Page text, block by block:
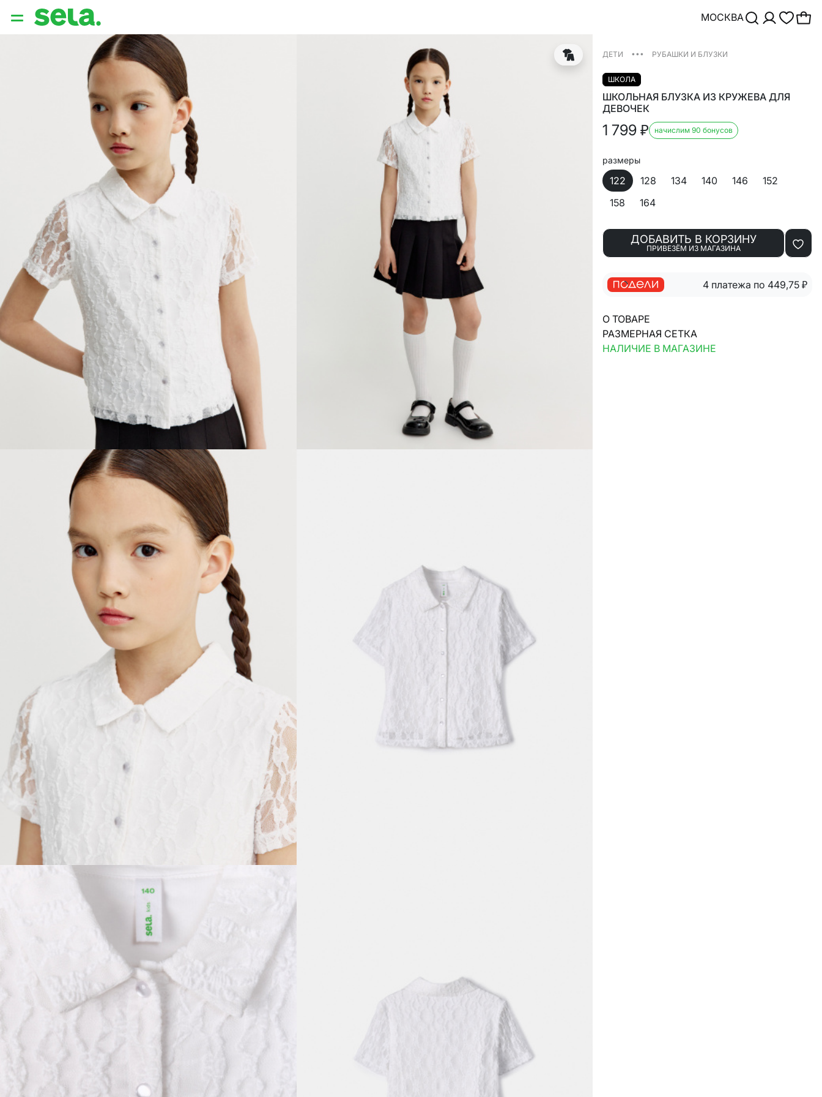
МОСКВА
популярные запросы
Девушки Мужчины Дети
АРХИТЕКТУРА ОБРАЗА
ОДЕЖДА
АКСЕССУАРЫ
ОБУВЬ
ПРИМЕРИТЬ ОНЛАЙН
SELA × ЧЕБУРАШКА
SELA.PREMIUM
БОЛЬШИЕ РАЗМЕРЫ
ДЕНИМ
НАТУРАЛЬНЫЕ ТКАНИ
СКОРО В ПРОДАЖЕ
РАСПРОДАЖА ДО -60%
ПОДАРОЧНЫЕ СЕРТИФИКАТЫ
HELLO, ТРОПИКИ
АКСЕССУАРЫ
SELA × МАЛЕНЬКИЙ ПРИНЦ
ПРИМЕРИТЬ ОНЛАЙН
SELA × HELLO KITTY
СКОРО В ПРОДАЖЕ
РАСПРОДАЖА ДО -60%
ЛУКБУКИ
ПОДАРОЧНЫЕ СЕРТИФИКАТЫ
НА СЛУЧАЙ ПОНЕДЕЛЬНИКА
КОНСТРУКТОР ГАРДЕРОБА
НОВИНКИ
ОДЕЖДА
АКСЕССУАРЫ
ОБУВЬ
SELA × МАЛЕНЬКИЙ ПРИНЦ
ПРИМЕРИТЬ ОНЛАЙН
SELA × ЧЕБУРАШКА
SELA × СОЮЗМУЛЬТФИЛЬМ
РАСПРОДАЖА ДО -60%
СКАНДИНАВСКОЕ ДЕТСТВО
ШКОЛА СКОРО
ЛЕГКО ГЛАДИТЬ
ДЕТИ ••• РУБАШКИ И БЛУЗКИ
ШКОЛА
ШКОЛЬНАЯ БЛУЗКА ИЗ КРУЖЕВА ДЛЯ
ДЕВОЧЕК
1 799 ₽ начислим 90 бонусов
размеры
122 128 134 140 146
152
158
164
ДОБАВИТЬ В КОРЗИНУ
ПРИВЕЗЁМ ИЗ МАГАЗИНА
4 платежа по 449,75 ₽
О ТОВАРЕ
РАЗМЕРНАЯ СЕТКА
НАЛИЧИЕ В МАГАЗИНЕ